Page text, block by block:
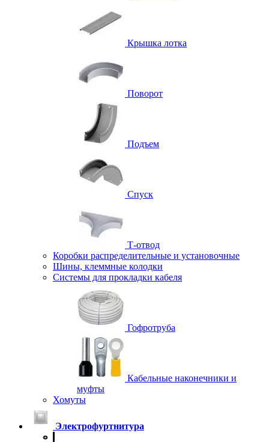
Крышка лотка
Поворот
Подъем
Спуск
Т-отвод
Коробки распределительные и установочные
Шины, клеммные колодки
Системы для прокладки кабеля
Гофротруба
Кабельные наконечники и
муфты
Хомуты
Электрофуртнитура